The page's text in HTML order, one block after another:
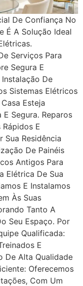
De Confiança No
É A Solução Ideal
Serviços Para
Segura E
De
Sistemas Elétricos
Esteja
Segura. Reparos
Rápidos E
Sua Residência
De Painéis
Antigos Para
Elétrica De Sua
E Instalamos
Às Suas
Tanto A
Seu Espaço. Por
Qualificada:
E
De Alta Qualidade
Oferecemos
Com Um